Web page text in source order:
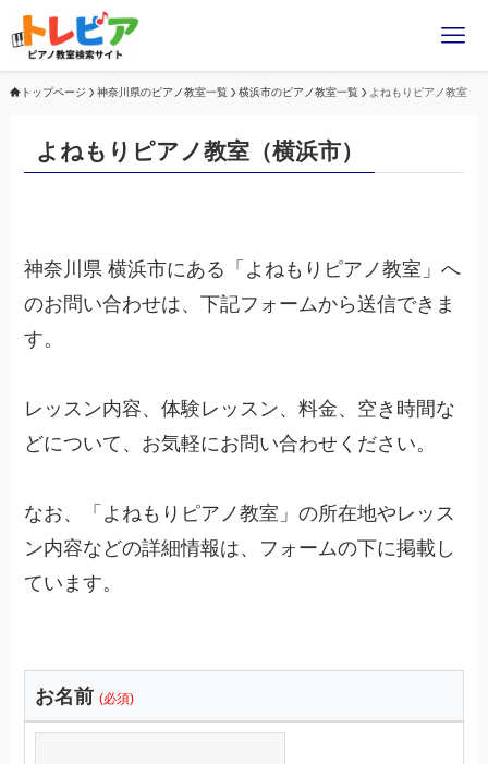
トップページ 神奈川県のピアノ教室一覧 横浜市のピアノ教室一覧 よねもりピアノ教室
よねもりピアノ教室（横浜市）
神奈川県 横浜市にある「よねもりピアノ教室」へ
のお問い合わせは、下記フォームから送信できま
す。
レッスン内容、体験レッスン、料金、空き時間な
どについて、お気軽にお問い合わせください。
なお、「よねもりピアノ教室」の所在地やレッス
ン内容などの詳細情報は、フォームの下に掲載し
ています。
お名前 (必須)